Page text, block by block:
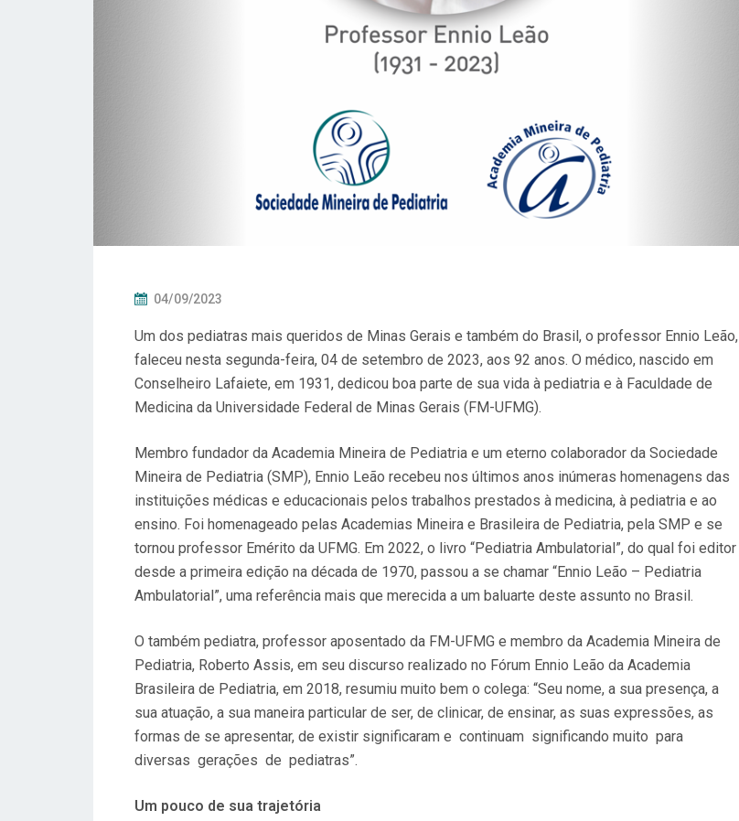
P
S
T
A
D
04/09/2023
Um dos pediatras mais queridos de Minas Gerais e também do Brasil, o professor Ennio Leão,
faleceu nesta segunda-feira, 04 de setembro de 2023, aos 92 anos. O médico, nascido em
Conselheiro Lafaiete, em 1931, dedicou boa parte de sua vida à pediatria e à Faculdade de
Medicina da Universidade Federal de Minas Gerais (FM-UFMG).
Membro fundador da Academia Mineira de Pediatria e um eterno colaborador da Sociedade
Mineira de Pediatria (SMP), Ennio Leão recebeu nos últimos anos inúmeras homenagens das
instituições médicas e educacionais pelos trabalhos prestados à medicina, à pediatria e ao
ensino. Foi homenageado pelas Academias Mineira e Brasileira de Pediatria, pela SMP e se
tornou professor Emérito da UFMG. Em 2022, o livro “Pediatria Ambulatorial”, do qual foi editor
desde a primeira edição na década de 1970, passou a se chamar “Ennio Leão – Pediatria
Ambulatorial”, uma referência mais que merecida a um baluarte deste assunto no Brasil.
O também pediatra, professor aposentado da FM-UFMG e membro da Academia Mineira de
Pediatria, Roberto Assis, em seu discurso realizado no Fórum Ennio Leão da Academia
Brasileira de Pediatria, em 2018, resumiu muito bem o colega: “Seu nome, a sua presença, a
sua atuação, a sua maneira particular de ser, de clinicar, de ensinar, as suas expressões, as
formas de se apresentar, de existir significaram e continuam significando muito para
diversas gerações de pediatras”.
Um pouco de sua trajetória